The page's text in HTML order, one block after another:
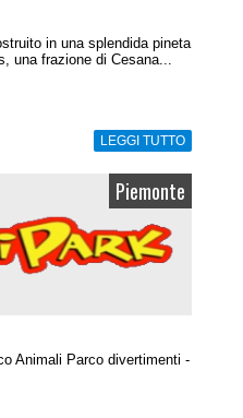
in una splendida pineta
una frazione di Cesana...
LEGGI TUTTO
Piemonte
Animali Parco divertimenti -